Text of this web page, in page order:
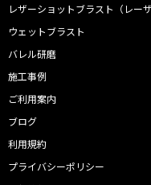
レザーショットブラスト（レー
ウェットブラスト
バレル研磨
施工事例
ご利用案内
ブログ
利用規約
プライバシーポリシー